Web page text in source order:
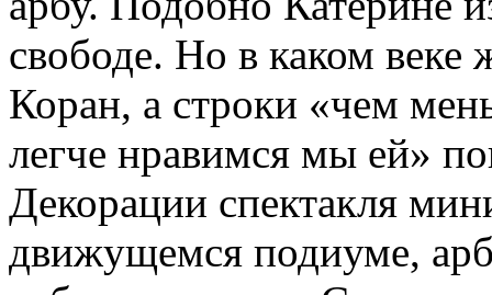
свободе. Но в каком веке
Коран, а строки «чем
легче нравимся мы ей»
Декорации спектакля
движущемся подиуме,